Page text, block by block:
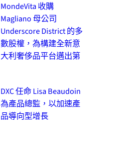
MondeVita 收購
Magliano 母公司
Underscore District 的多
數股權，為構建全新意
大利奢侈品平台邁出第
DXC 任命 Lisa Beaudoin
為產品總監，以加速產
品導向型增長